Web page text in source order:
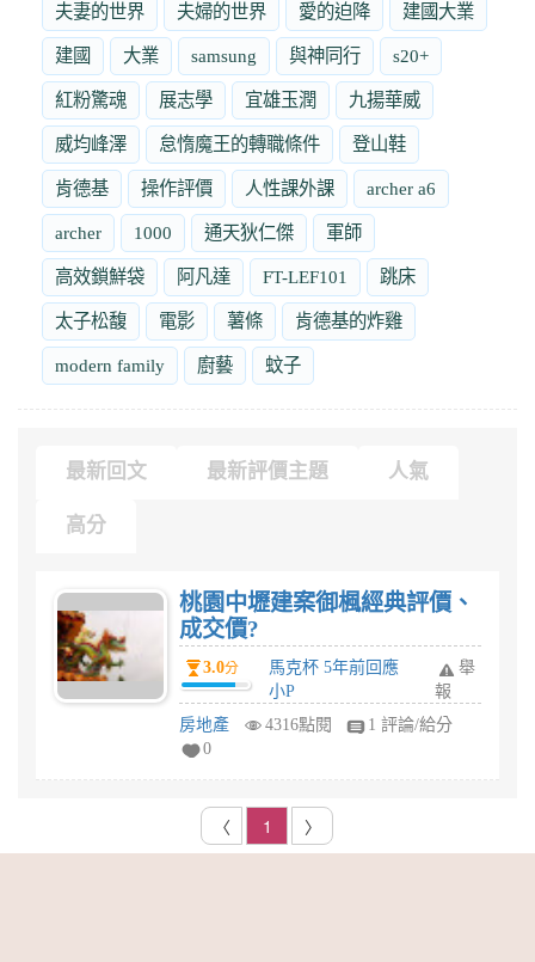
夫妻的世界 夫婦的世界 愛的迫降 建國大業
建國 大業 samsung 與神同行 s20+
紅粉驚魂 展志學 宜雄玉潤 九揚華威
威均峰澤 怠惰魔王的轉職條件 登山鞋
肯德基 操作評價 人性課外課 archer a6
archer 1000 通天狄仁傑 軍師
高效鎖鮮袋 阿凡達 FT-LEF101 跳床
太子松馥 電影 薯條 肯德基的炸雞
modern family 廚藝 蚊子
最新回文 最新評價主題 人氣
高分
桃園中壢建案御楓經典評價、
成交價?
3.0分
馬克杯 5年前回應
小P
舉
報
房地產
4316點閱
1 評論/給分
0
〈 1 〉